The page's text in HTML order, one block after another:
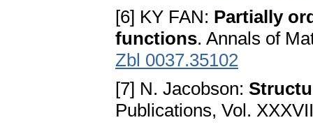
[6] KY FAN: Partially
functions. Annals of
Zbl 0037.35102
[7] N. Jacobson:
Publications, Vol.